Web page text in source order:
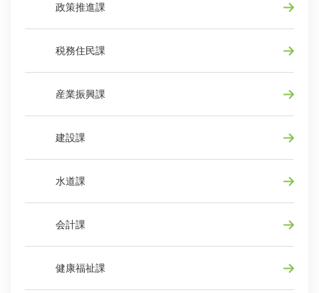
政策推進課
税務住民課
産業振興課
建設課
水道課
会計課
健康福祉課